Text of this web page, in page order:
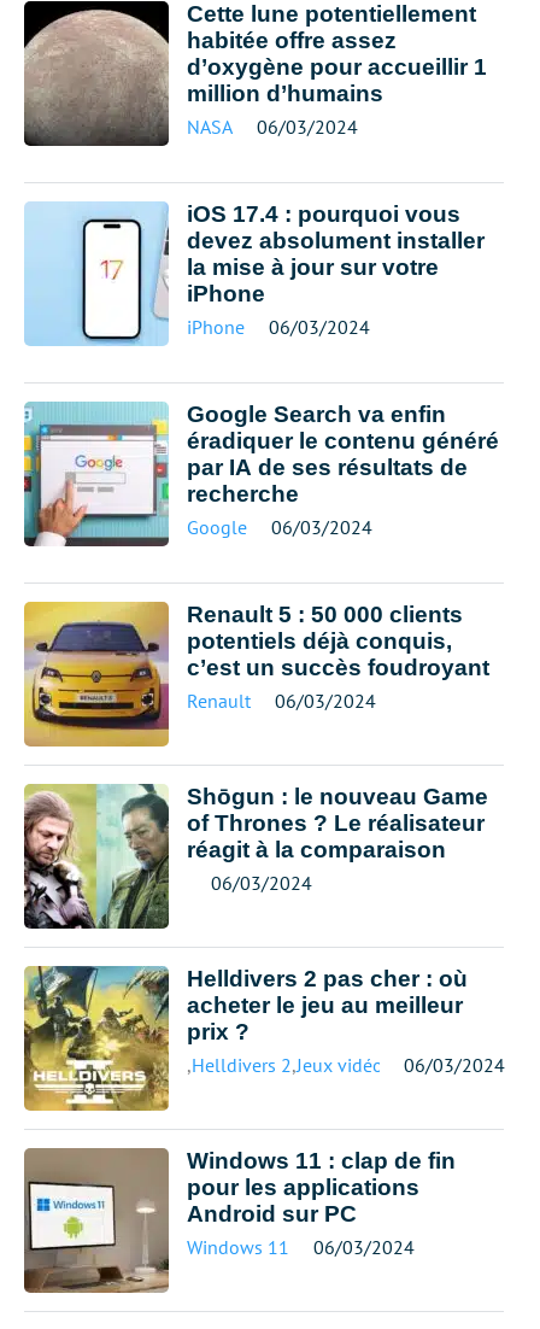
Cette lune potentiellement
habitée offre assez
d’oxygène pour accueillir 1
million d’humains
NASA 06/03/2024
iOS 17.4 : pourquoi vous
devez absolument installer
la mise à jour sur votre
iPhone
iPhone 06/03/2024
Google Search va enfin
éradiquer le contenu généré
par IA de ses résultats de
recherche
Google 06/03/2024
Renault 5 : 50 000 clients
potentiels déjà conquis,
c’est un succès foudroyant
Renault 06/03/2024
Shōgun : le nouveau Game
of Thrones ? Le réalisateur
réagit à la comparaison
06/03/2024
Helldivers 2 pas cher : où
acheter le jeu au meilleur
prix ?
,Helldivers 2,Jeux vidéo meilleur prix
06/03/2024
Windows 11 : clap de fin
pour les applications
Android sur PC
Windows 11 06/03/2024